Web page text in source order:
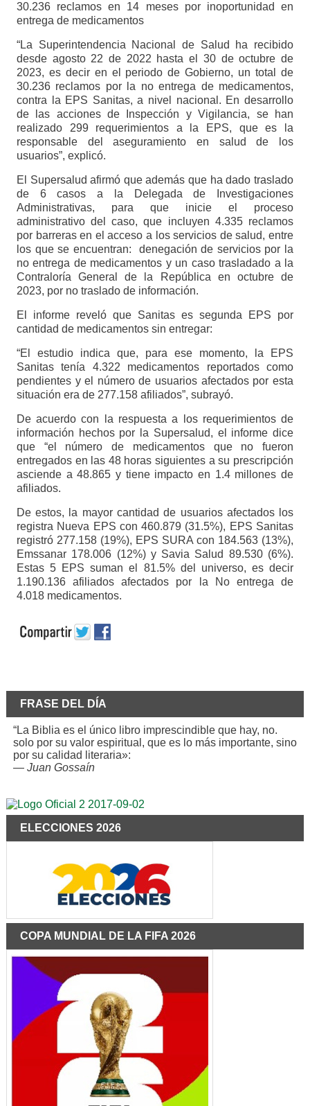
30.236 reclamos en 14 meses por inoportunidad en
entrega de medicamentos
“La Superintendencia Nacional de Salud ha recibido
desde agosto 22 de 2022 hasta el 30 de octubre de
2023, es decir en el periodo de Gobierno, un total de
30.236 reclamos por la no entrega de medicamentos,
contra la EPS Sanitas, a nivel nacional. En desarrollo
de las acciones de Inspección y Vigilancia, se han
realizado 299 requerimientos a la EPS, que es la
responsable del aseguramiento en salud de los
usuarios”, explicó.
El Supersalud afirmó que además que ha dado traslado
de 6 casos a la Delegada de Investigaciones
Administrativas, para que inicie el proceso
administrativo del caso, que incluyen 4.335 reclamos
por barreras en el acceso a los servicios de salud, entre
los que se encuentran: denegación de servicios por la
no entrega de medicamentos y un caso trasladado a la
Contraloría General de la República en octubre de
2023, por no traslado de información.
El informe reveló que Sanitas es segunda EPS por
cantidad de medicamentos sin entregar:
“El estudio indica que, para ese momento, la EPS
Sanitas tenía 4.322 medicamentos reportados como
pendientes y el número de usuarios afectados por esta
situación era de 277.158 afiliados”, subrayó.
De acuerdo con la respuesta a los requerimientos de
información hechos por la Supersalud, el informe dice
que “el número de medicamentos que no fueron
entregados en las 48 horas siguientes a su prescripción
asciende a 48.865 y tiene impacto en 1.4 millones de
afiliados.
De estos, la mayor cantidad de usuarios afectados los
registra Nueva EPS con 460.879 (31.5%), EPS Sanitas
registró 277.158 (19%), EPS SURA con 184.563 (13%),
Emssanar 178.006 (12%) y Savia Salud 89.530 (6%).
Estas 5 EPS suman el 81.5% del universo, es decir
1.190.136 afiliados afectados por la No entrega de
4.018 medicamentos.
FRASE DEL DÍA
“La Biblia es el único libro imprescindible que hay, no.
solo por su valor espiritual, que es lo más importante, sino
por su calidad literaria»:
— Juan Gossaín
ELECCIONES 2026
COPA MUNDIAL DE LA FIFA 2026